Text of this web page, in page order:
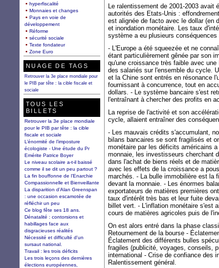
Le ralentissement de 2001-2003 avait
autorités des Etats-Unis :
est alignée de facto avec le dollar (en
et inondation monétaire. Les taux
système a eu plusieurs conséquences
- L'Europe a été squeezée et ne
étant particulièrement gênée par son
qu'une croissance très faible avec
des salariés sur l'ensemble du cycle.
et la Chine sont entrés en résonance
fournissant à concurrence, tout en
dollars. - Le système bancaire s'est
l'entraînant à chercher des profits en
La reprise de l'activité et son
cycle, allaient entraîner des
- Les mauvais crédits s'accumulant,
bilans bancaires se sont fragilisés et
monétaire par les déficits américains
monnaie, les investisseurs cherchant
dans l'achat de biens réels et de
avec les effets de la croissance a
marchés. - La bulle immobilière est la
devant la monnaie. - Les énormes
exportateurs de matières premières
taux d'intérêt très bas et leur fuite
billet vert. - L'inflation monétaire s'est
cours de matières agricoles puis de
On est alors entré dans la phase
Retournement de la bourse -
Éclatement des différents bulles
fragiles (publicité, voyages, conseils,
international - Crise de confiance des
Ralentissement général.
hyperfiscalité
Monnaies et changes
Pays en voie de
développement
Réforme
sécurité sociale
Texte fondateur
Zone Euro
NUAGE DE TAGS
Retrouver la 3e place mondiale pour
le PIB par tête : la cible fiscale et
sociale
TOUS LES
BILLETS
Retrouver la 3e place mondiale
pour le PIB par tête : la cible
fiscale et sociale
L’énormité de l’imposture
écologiste - Une étude du Pr
Emérite Patrice Boyer
Le niveau scolaire a-t-il baissé
comme il se dit un peu partout ?
La fin bouffonne de l’Enarchie
Compassionnelle et Bienveillante
La disparition d’Alan Greenspan
: une occasion escamotée de
réfléchir un peu
Ce blog fête ses 18 ans.
Dénatalité : contorsions et
habillages face aux
disgracieuses réalités
Nécessité et difficulté d'un
sursaut national.
Travail : les trois déficits
Les trois leçons des dernières
élections européennes,